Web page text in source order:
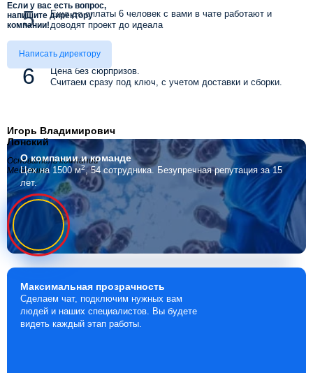
Еще до оплаты 6 человек с вами в чате работают и
доводят проект до идеала
Цена без сюрпризов.
Считаем сразу под ключ, с учетом доставки и сборки.
Если у вас есть вопрос,
напишите директору
компании!
Написать директору
Игорь Владимирович
Лонский
Основатель компании
Мебелино
О компаниии команде
Цех на 1500 м2, 54 сотрудника. Безупречная репутация за 15
лет.
Максимальная прозрачность
Сделаем чат, подключим нужных вам
людей и наших специалистов. Вы будете
видеть каждый этап работы.